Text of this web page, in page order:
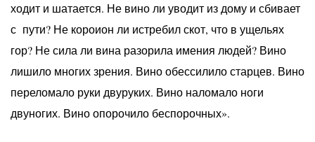
ходит и шатается. Не вино ли уводит из дому и сбивает
с пути? Не короион ли истребил скот, что в ущельях
гор? Не сила ли вина разорила имения людей? Вино
лишило многих зрения. Вино обессилило старцев. Вино
переломало руки двуруких. Вино наломало ноги
двуногих. Вино опорочило беспорочных».